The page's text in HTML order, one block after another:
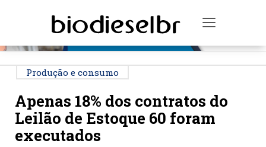
Toggle
Produção e consumo
Apenas 18% dos contratos do
Leilão de Estoque 60 foram
executados